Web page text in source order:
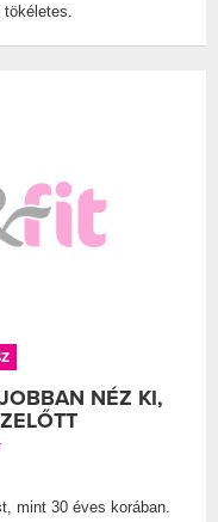
NÉZ KI,
mint 30 éves korában.